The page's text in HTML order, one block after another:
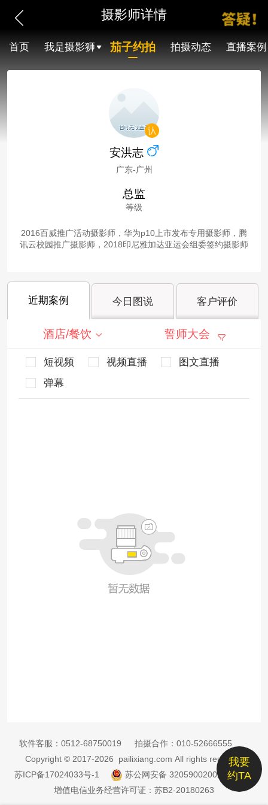
摄影师详情
首页 我是摄影狮 茄子约拍 拍摄动态 直播案例
安洪志
广东-广州
总监
等级
2016百威推广活动摄影师，华为p10上市发布专用摄影师，腾
讯云校园推广摄影师，2018印尼雅加达亚运会组委签约摄影师
近期案例 今日图说 客户评价
酒店/餐饮 誓师大会
短视频 视频直播
图文直播
弹幕
我要
约TA
软件客服： 0512-68750019 拍摄合作： 010-52666555
Copyright © 2017-2026 pailixiang.com All rights reserved
苏ICP备17024033号-1
苏公网安备 32059002002885号
增值电信业务经营许可证：苏B2-20180263